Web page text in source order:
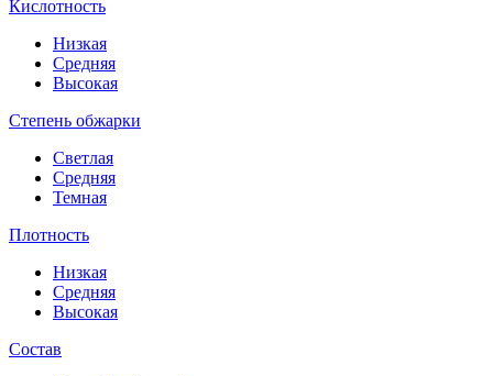
Кислотность
Низкая
Средняя
Высокая
Степень обжарки
Светлая
Средняя
Темная
Плотность
Низкая
Средняя
Высокая
Состав